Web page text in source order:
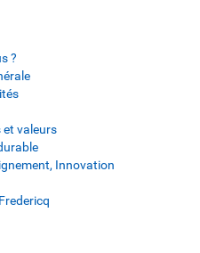
?
et valeurs
Innovation